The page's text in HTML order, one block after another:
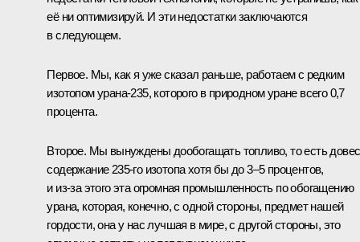
её ни оптимизируй. И эти недостатки заключаются
в следующем.
Первое. Мы, как я уже сказал раньше, работаем с редким
изотопом урана-235, которого в природном уране всего 0,7
процента.
Второе. Мы вынуждены дообогащать топливо, то есть
содержание 235-го изотопа хотя бы до 3–5 процентов,
и из‑за этого эта огромная промышленность по обогащению
урана, которая, конечно, с одной стороны, предмет нашей
гордости, она у нас лучшая в мире, с другой стороны, это